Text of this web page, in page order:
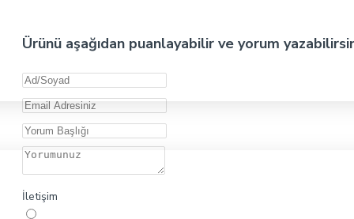
Ürünü aşağıdan puanlayabilir ve yorum
İletişim